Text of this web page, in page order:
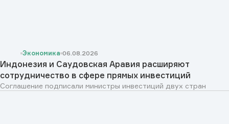
Экономика 06.08.2026
Индонезия и Саудовская Аравия расширяют
сотрудничество в сфере прямых инвестиций
Соглашение подписали министры инвестиций двух стран